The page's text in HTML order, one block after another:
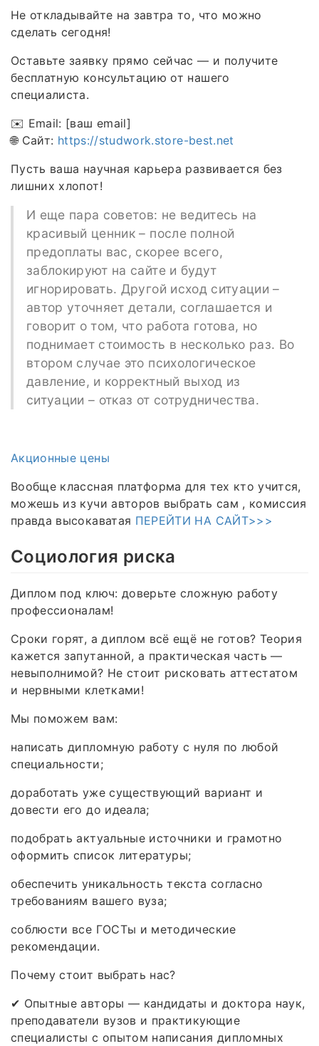
Не откладывайте на завтра то, что можно
сделать сегодня!
Оставьте заявку прямо сейчас — и получите
бесплатную консультацию от нашего
специалиста.
✉️ Email: [ваш email]
🌐 Сайт: https://studwork.store-best.net
Пусть ваша научная карьера развивается без
лишних хлопот!
И еще пара советов: не ведитесь на
красивый ценник – после полной
предоплаты вас, скорее всего,
заблокируют на сайте и будут
игнорировать. Другой исход ситуации –
автор уточняет детали, соглашается и
говорит о том, что работа готова, но
поднимает стоимость в несколько раз. Во
втором случае это психологическое
давление, и корректный выход из
ситуации – отказ от сотрудничества.
Акционные цены
Вообще классная платформа для тех кто учится,
можешь из кучи авторов выбрать сам , комиссия
правда высокаватая ПЕРЕЙТИ НА САЙТ>>>
Социология риска
Диплом под ключ: доверьте сложную работу
профессионалам!
Сроки горят, а диплом всё ещё не готов? Теория
кажется запутанной, а практическая часть —
невыполнимой? Не стоит рисковать аттестатом
и нервными клетками!
Мы поможем вам:
написать дипломную работу с нуля по любой
специальности;
доработать уже существующий вариант и
довести его до идеала;
подобрать актуальные источники и грамотно
оформить список литературы;
обеспечить уникальность текста согласно
требованиям вашего вуза;
соблюсти все ГОСТы и методические
рекомендации.
Почему стоит выбрать нас?
✔ Опытные авторы — кандидаты и доктора наук,
преподаватели вузов и практикующие
специалисты с опытом написания дипломных